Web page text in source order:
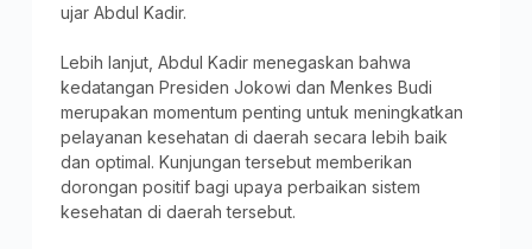
ujar Abdul Kadir.
Lebih lanjut, Abdul Kadir menegaskan bahwa
kedatangan Presiden Jokowi dan Menkes Budi
merupakan momentum penting untuk meningkatkan
pelayanan kesehatan di daerah secara lebih baik
dan optimal. Kunjungan tersebut memberikan
dorongan positif bagi upaya perbaikan sistem
kesehatan di daerah tersebut.